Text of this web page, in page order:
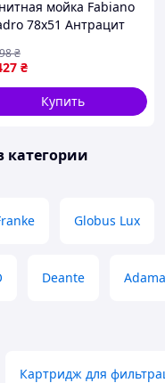
мойка Fabiano
78x51 Антрацит
₴
₴
Купить
категории
Globus Lux
Deante
Картридж для